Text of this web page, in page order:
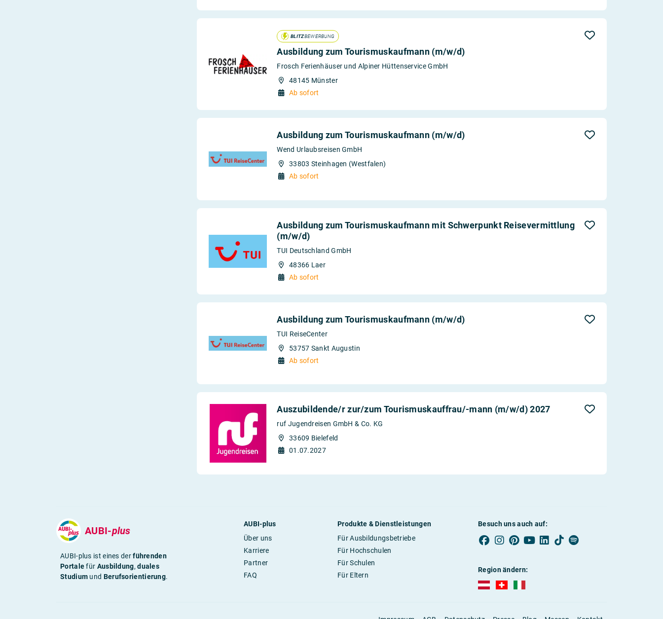
BLITZBEWERBUNG
Ausbildung zum Tourismuskaufmann (m/w/d)
Frosch Ferienhäuser und Alpiner Hüttenservice GmbH
48145 Münster
Ab sofort
Ausbildung zum Tourismuskaufmann (m/w/d)
Wend Urlaubsreisen GmbH
33803 Steinhagen (Westfalen)
Ab sofort
Ausbildung zum Tourismuskaufmann mit Schwerpunkt Reisevermittlung
(m/w/d)
TUI Deutschland GmbH
48366 Laer
Ab sofort
Ausbildung zum Tourismuskaufmann (m/w/d)
TUI ReiseCenter
53757 Sankt Augustin
Ab sofort
Auszubildende/r zur/zum Tourismuskauffrau/-mann (m/w/d) 2027
ruf Jugendreisen GmbH & Co. KG
33609 Bielefeld
01.07.2027
AUBI-plus
AUBI-plus ist eines derführenden
Portalefür Ausbildung,duales
Studium und Berufsorientierung.
AUBI-plus
Über uns
Karriere
Partner
FAQ
Produkte & Dienstleistungen
Für Ausbildungsbetriebe
Für Hochschulen
Für Schulen
Für Eltern
Besuch uns auch auf:
Region ändern:
AUBI-plus Österreich (deutsch)